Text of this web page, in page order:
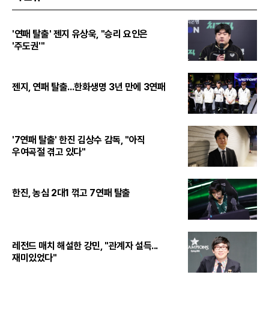
'연패 탈출' 젠지 유상욱, "승리 요인은
'주도권'"
젠지, 연패 탈출...한화생명 3년 만에 3연패
'7연패 탈출' 한진 김상수 감독, "아직
우여곡절 겪고 있다"
한진, 농심 2대1 꺾고 7연패 탈출
레전드 매치 해설한 강민, "관계자 설득...
재미있었다"